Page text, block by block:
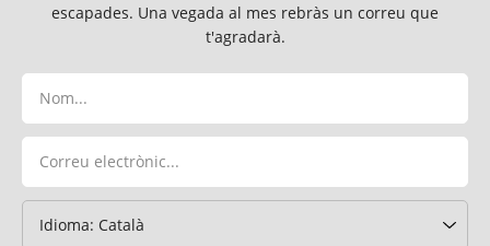
escapades. Una vegada al mes rebràs un correu que
t'agradarà.